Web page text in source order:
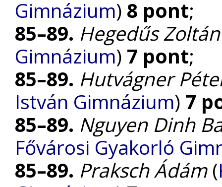
Gimnázium) 8 pont;
85–89. Hegedűs Zoltán
Gimnázium) 7 pont;
85–89. Hutvágner
István Gimnázium) 7
85–89. Nguyen Dinh
Fővárosi Gyakorló
85–89. Praksch Ádám(